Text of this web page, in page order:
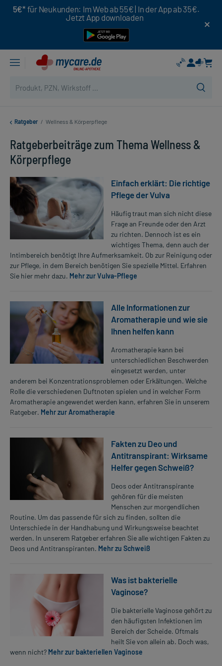
5€* für Neukunden: Im Web ab 55€ | In der App ab 35€.
Jetzt App downloaden
Ratgeber / Wellness & Körperpflege
Ratgeberbeiträge zum Thema Wellness &
Körperpflege
Einfach erklärt: Die richtige
Pflege der Vulva
Häufig traut man sich nicht diese
Frage an Freunde oder den Arzt
zu richten. Dennoch ist es ein
wichtiges Thema, denn auch der
Intimbereich benötigt Ihre Aufmerksamkeit. Ob zur Reinigung oder
zur Pflege, in dem Bereich benötigen Sie spezielle Mittel. Erfahren
Sie hier mehr dazu. Mehr zur Vulva-Pflege
Alle Informationen zur
Aromatherapie und wie sie
Ihnen helfen kann
Aromatherapie kann bei
unterschiedlichen Beschwerden
eingesetzt werden, unter
anderem bei Konzentrationsproblemen oder Erkältungen. Welche
Rolle die verschiedenen Duftnoten spielen und in welcher Form
Aromatherapie angewendet werden kann, erfahren Sie in unserem
Ratgeber. Mehr zur Aromatherapie
Fakten zu Deo und
Antitranspirant: Wirksame
Helfer gegen Schweiß?
Deos oder Antitranspirante
gehören für die meisten
Menschen zur morgendlichen
Routine. Um das passende für sich zu finden, sollten die
Unterschiede in der Handhabung und Wirkungsweise beachtet
werden. In unserem Ratgeber erfahren Sie alle wichtigen Fakten zu
Deos und Antitranspiranten. Mehr zu Schweiß
Was ist bakterielle
Vaginose?
Die bakterielle Vaginose gehört zu
den häufigsten Infektionen im
Bereich der Scheide. Oftmals
heilt Sie von allein ab. Doch was,
wenn nicht? Mehr zur bakteriellen Vaginose